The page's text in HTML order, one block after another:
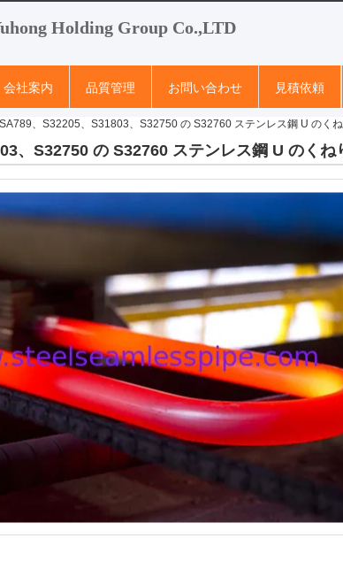
Holding Group Co.,LTD
会社案内 品質管理 お問い合わせ 見積依頼
、S32205、S31803、S32750 の S32760 ステンレス鋼 U のく
、S32750 の S32760 ステンレス鋼 U のくね